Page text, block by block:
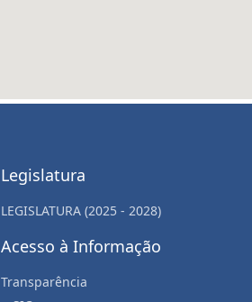
Legislatura
LEGISLATURA (2025 - 2028)
Acesso à Informação
Transparência